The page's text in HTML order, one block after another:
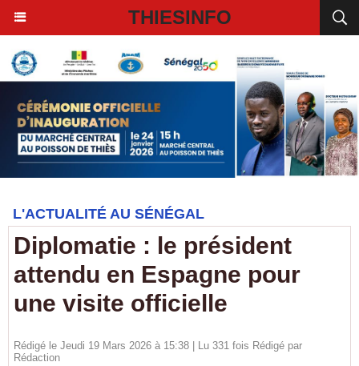
THIESINFO
L'ACTUALITÉ AU SÉNÉGAL
Diplomatie : le président
attendu en Espagne pour
une visite officielle
Rédigé le Jeudi 19 Mars 2026 à 15:38 | Lu 331 fois Rédigé par
Rédaction